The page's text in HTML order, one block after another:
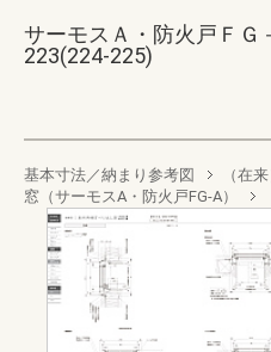
サーモスＡ・防火戸ＦＧ
223(224-225)
基本寸法／納まり参考図 （在
窓（サーモスA・防火戸FG-A）